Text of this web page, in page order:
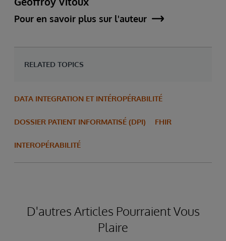
Pour en savoir plus sur l'auteur
RELATED TOPICS
DATA INTEGRATION ET INTÉROPÉRABILITÉ
DOSSIER PATIENT INFORMATISÉ (DPI) FHIR
INTEROPÉRABILITÉ
D'autres Articles Pourraient Vous
Plaire